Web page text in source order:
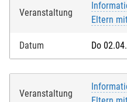
Veranstaltung
Eltern
Datum Do
Veranstaltung